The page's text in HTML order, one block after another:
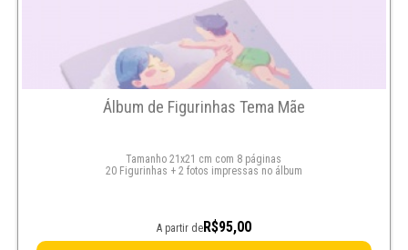
Álbum de Figurinhas Tema Mãe
Tamanho 21x21 cm com 8 páginas
20 Figurinhas + 2 fotos impressas no álbum
A partir deR$95,00